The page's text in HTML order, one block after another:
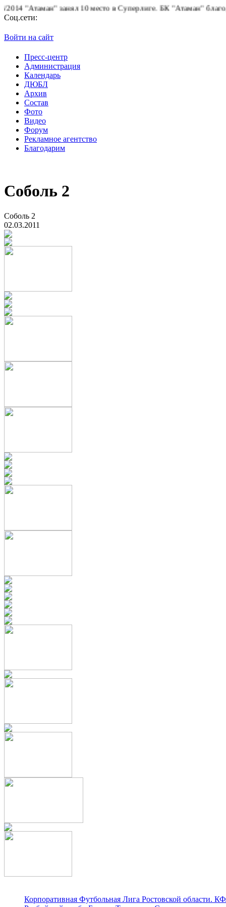
"Атаман" занял 10 место в Суперлиге.БК "Атаман"
Соц.сети:
Войти на сайт
Пресс-центр
Администрация
Календарь
ДЮБЛ
Архив
Состав
Фото
Видео
Форум
Рекламное агентство
Благодарим
Соболь 2
Соболь 2
02.03.2011
Корпоративная Футбольная Лига Ростовской области.